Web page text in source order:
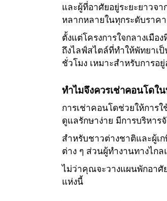
และผู้ที่อาศัยอยู่ระยะยาวจ
หลากหลายในทุกระดับราค
ตั้งแต่โครงการใจกลางเมื
ถึงไลฟ์สไตล์ที่ทำให้พัทยาเ
ชั่วโมง เหมาะสำหรับการอ
ทำไมจึงควรเช่าคอนโดใ
การเช่าคอนโดช่วยให้การ
ดูแลรักษาง่าย มีการบริหา
สำหรับชาวต่างชาติและผู้เ
ต่าง ๆ ส่วนผู้ทำงานทางไก
ไม่ว่าคุณจะวางแผนพักอาศั
แห่งนี้